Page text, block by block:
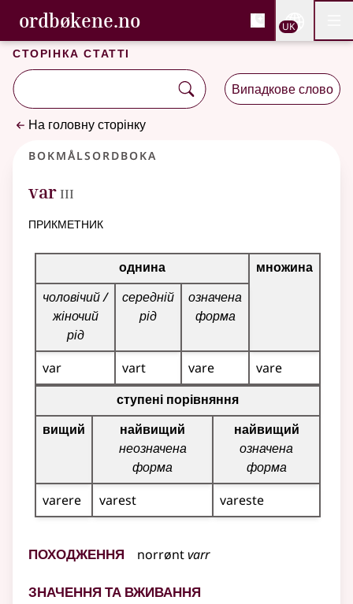
Перейти до основного вмісту
Доступність
ordbøkene.no, Cловник букмола та
Cловник букмола та Словник нюношка
UK
Сторінка статті
Випадкове слово
На головну сторінку
Bokmålsordboka
var 3
III
прикметник
Таблиця відмінювання для цього прикметника
однина
множина
чоловічий /
жіночий
рід
середній
рід
означена
форма
var vart vare
vare
Таблиця відмінювання для цього прикметника
ступені порівняння
вищий
найвищий
неозначена
форма
найвищий
означена
форма
varere
varest vareste
Походження norrøntvarr
Значення та вживання